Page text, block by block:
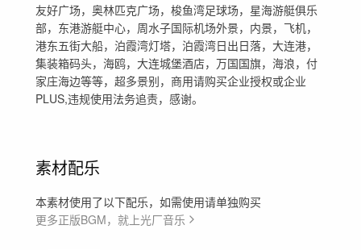
友好广场，奥林匹克广场，梭鱼湾足球场，星海游艇俱乐
部，东港游艇中心，周水子国际机场外景，内景，飞机，
港东五街大船，泊霞湾灯塔，泊霞湾日出日落，大连港，
集装箱码头，海鸥，大连城堡酒店，万国国旗，海浪，付
家庄海边等等，超多景别，商用请购买企业授权或企业
PLUS,违规使用法务追责，感谢。
素材配乐
本素材使用了以下配乐，如需使用请单独购买
更多正版BGM，就上光厂音乐